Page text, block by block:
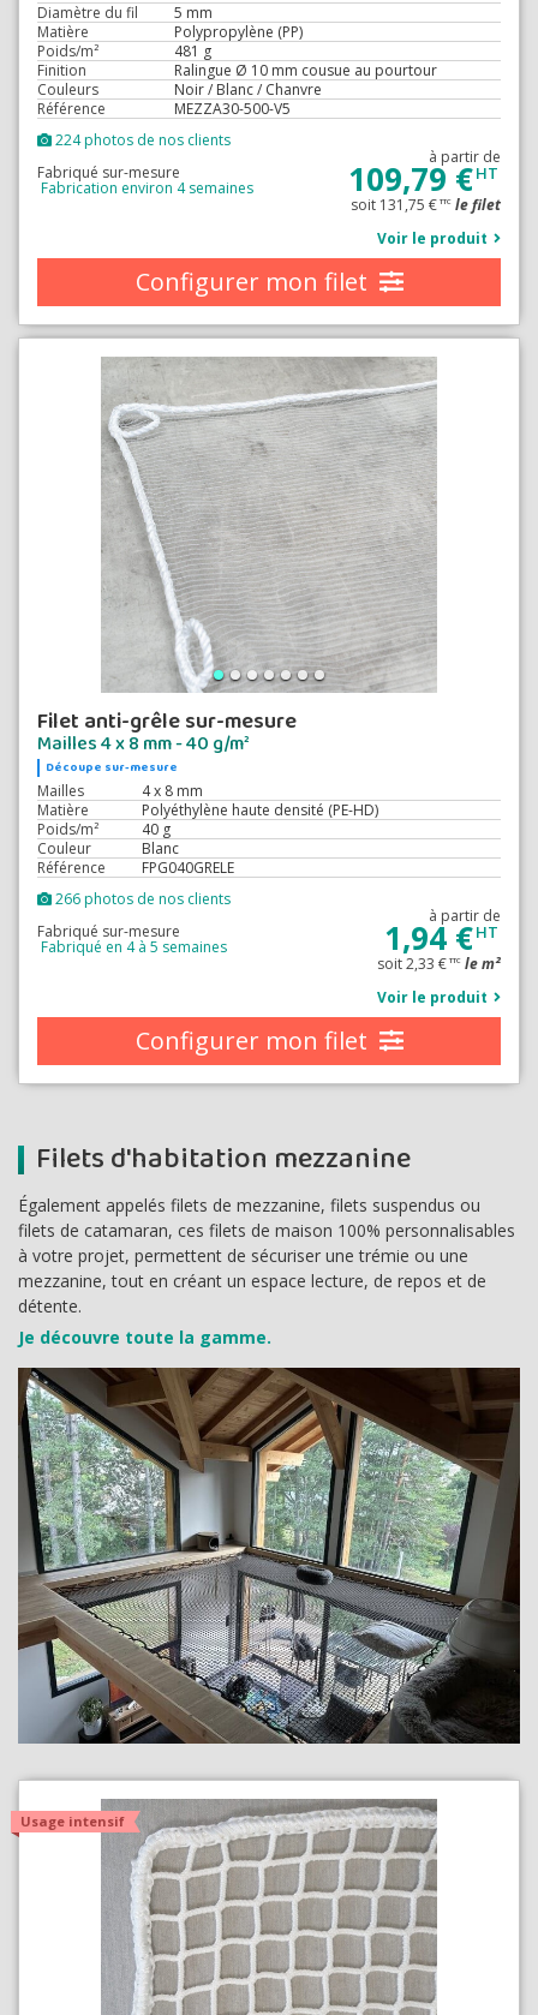
Diamètre du fil
5 mm
Matière
Polypropylène (PP)
Poids/m²
481 g
Finition
Ralingue Ø 10 mm cousue au pourtour
Couleurs
Noir / Blanc / Chanvre
Référence
MEZZA30-500-V5
224 photos de nos clients
à partir de
109,79 €HT
soit 131,75 € TTC le filet
Fabriqué sur-mesure
Fabrication environ 4 semaines
Voir le produit
Configurer mon filet
Filet anti-grêle sur-mesure
Mailles 4 x 8 mm - 40 g/m²
Découpe sur-mesure
Mailles
4 x 8 mm
Matière
Polyéthylène haute densité (PE-HD)
Poids/m²
40 g
Couleur
Blanc
Référence
FPG040GRELE
266 photos de nos clients
à partir de
1,94 €HT
soit 2,33 € TTC le m²
Fabriqué sur-mesure
Fabriqué en 4 à 5 semaines
Voir le produit
Configurer mon filet
Filets d'habitation mezzanine
Également appelés filets de mezzanine, filets suspendus ou
filets de catamaran, ces filets de maison 100% personnalisables
à votre projet, permettent de sécuriser une trémie ou une
mezzanine, tout en créant un espace lecture, de repos et de
détente.
Je découvre toute la gamme.
Usage intensif